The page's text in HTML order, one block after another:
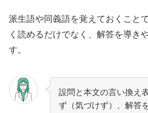
派生語や同義語を覚えておくこと
く読めるだけでなく、解答を導き
す。
設問と本文の言い換え
ず（気づけず）、解答